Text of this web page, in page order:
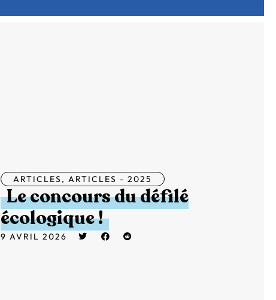
ARTICLES, ARTICLES - 2025
Le concours du défilé
écologique !
9 AVRIL 2026